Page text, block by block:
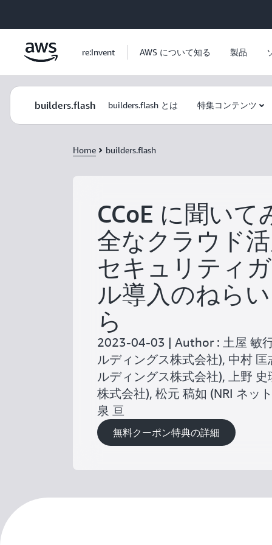
re:Invent AWS について知る 製品
builders.flash builders.flash とは 特集コンテンツ
Home builders.flash
CCoE に聞いて
全なクラウド
セキュリティ
ル導入のねら
ら
2023-04-03 | Author : 土屋 敏
ルディングス株式会社), 中村
ルディングス株式会社), 上野 史
株式会社), 松元 稿如 (NRI ネッ
泉 亘
無料クーポン特典の詳細